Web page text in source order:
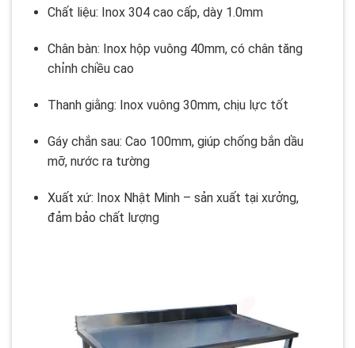
Chất liệu: Inox 304 cao cấp, dày 1.0mm
Chân bàn: Inox hộp vuông 40mm, có chân tăng
chỉnh chiều cao
Thanh giằng: Inox vuông 30mm, chịu lực tốt
Gáy chắn sau: Cao 100mm, giúp chống bắn dầu
mỡ, nước ra tường
Xuất xứ: Inox Nhật Minh – sản xuất tại xưởng,
đảm bảo chất lượng